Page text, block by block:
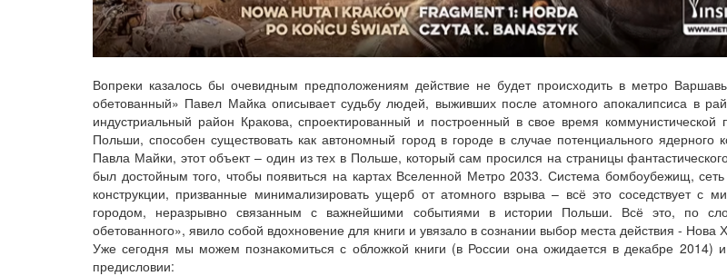
Вопреки казалось бы очевидным предположениям действие не будет происходить в метро
обетованный» Павел Майка описывает судьбу людей, выживших после атомного апокалипсиса в
индустриальный район Кракова, спроектированный и построенный в свое время коммунистической
Польши, способен существовать как автономный город в городе в случае потенциального
Павла Майки, этот объект – один из тех в Польше, который сам просился на страницы
был достойным того, чтобы появиться на картах Вселенной Метро 2033. Система бомбоубежищ, сеть
конструкции, призванные минимализировать ущерб от атомного взрыва – всё это соседствует с
городом, неразрывно связанным с важнейшими событиями в истории Польши. Всё это, по
обетованного», явило собой вдохновение для книги и увязало в сознании выбор места действия - Нова
Уже сегодня мы можем познакомиться с обложкой книги (в России она ожидается в декабре 2014)
предисловии: